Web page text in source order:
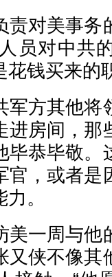
责对美事务
员对中共
花钱买来的
军方其他将
进房间，那
毕恭毕敬。
官，或者是
。
美一周与他
又侠不像其